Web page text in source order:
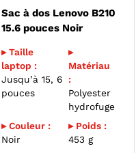
Sac à dos Lenovo B210
15.6 pouces Noir
▸ Taille
laptop :
Jusqu’à 15, 6
pouces
▸
Matériau
:
Polyester
hydrofuge
▸ Couleur :
Noir
▸ Poids :
453 g